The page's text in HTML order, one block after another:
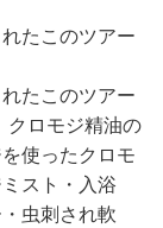
たこのツアー
たこのツアー
ロモジ精油の
使ったクロモ
スト・入浴
虫刺され軟